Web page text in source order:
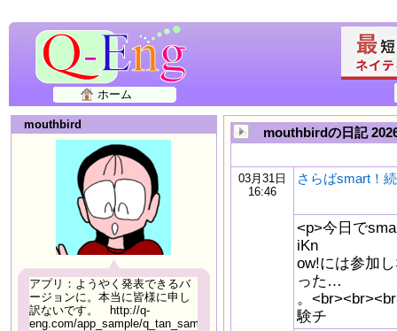
ホーム
mouthbird
アプリ：ようやく発表できるバ
ージョンに。本当に皆様に申し
訳ないです。 http://q-
eng.com/app_sample/q_tan_sample06.html
mouthbirdの日記
03月31日
16:46
さらばsmart！
<p>今日で
iKn
ow!には参加
った…
。
験チ